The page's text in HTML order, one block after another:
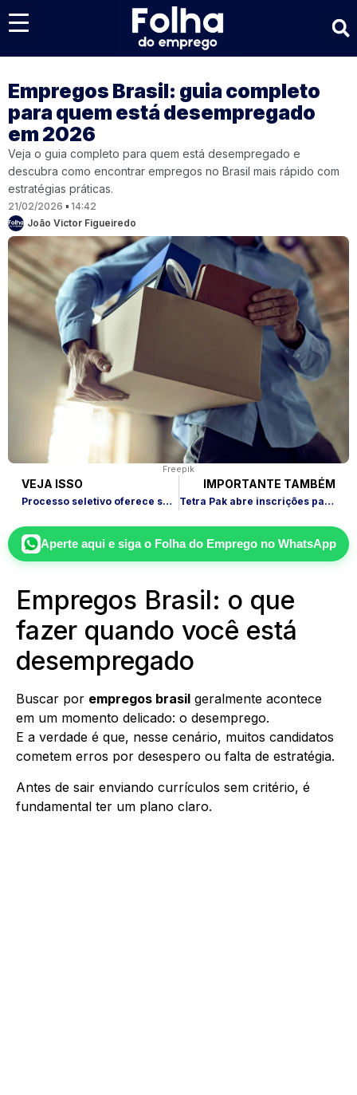
Empregos Brasil: guia completo
para quem está desempregado
em 2026
Veja o guia completo para quem está desempregado e
descubra como encontrar empregos no Brasil mais rápido com
estratégias práticas.
21/02/2026
14:42
João Victor Figueiredo
Freepik
VEJA ISSO
Processo seletivo oferece salários de até R$ 14 mil em Niterói
IMPORTANTE TAMBÉM
Tetra Pak abre inscrições para estágio 2026 com vagas híbridas
Aperte aqui e siga o Folha do Empregono WhatsApp
Empregos Brasil: o que
fazer quando você está
desempregado
Buscar por empregos brasil geralmente acontece
em um momento delicado: o desemprego.
E a verdade é que, nesse cenário, muitos candidatos
cometem erros por desespero ou falta de estratégia.
Antes de sair enviando currículos sem critério, é
fundamental ter um plano claro.